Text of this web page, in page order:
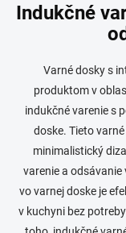
Indukčné
Varné dosky s
produktom v
indukčné varenie s
doske. Tieto
minimalistický
varenie a
vo varnej doske je
v kuchyni bez